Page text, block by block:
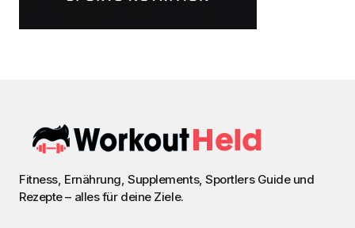
Fitness, Ernährung, Supplements, Sportlers Guide und
Rezepte – alles für deine Ziele.